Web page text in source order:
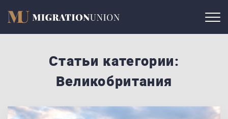
Статьи категории:
Великобритания